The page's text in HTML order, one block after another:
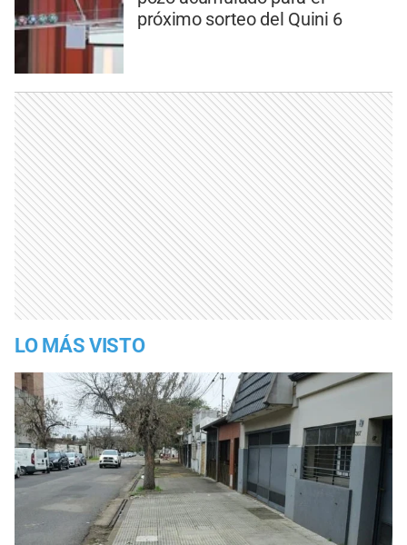
próximo sorteo del Quini 6
LO MÁS VISTO